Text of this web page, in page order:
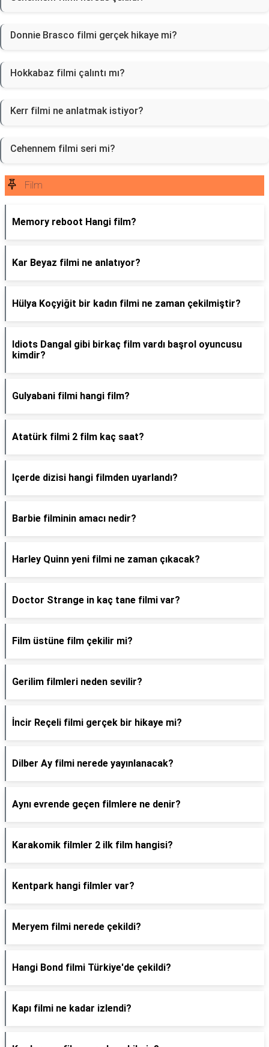
Donnie Brasco filmi gerçek hikaye mi?
Hokkabaz filmi çalıntı mı?
Kerr filmi ne anlatmak istiyor?
Cehennem filmi seri mi?
Film
Memory reboot Hangi film?
Kar Beyaz filmi ne anlatıyor?
Hülya Koçyiğit bir kadın filmi ne zaman çekilmiştir?
Idiots Dangal gibi birkaç film vardı başrol oyuncusu
kimdir?
Gulyabani filmi hangi film?
Atatürk filmi 2 film kaç saat?
Içerde dizisi hangi filmden uyarlandı?
Barbie filminin amacı nedir?
Harley Quinn yeni filmi ne zaman çıkacak?
Doctor Strange in kaç tane filmi var?
Film üstüne film çekilir mi?
Gerilim filmleri neden sevilir?
İncir Reçeli filmi gerçek bir hikaye mi?
Dilber Ay filmi nerede yayınlanacak?
Aynı evrende geçen filmlere ne denir?
Karakomik filmler 2 ilk film hangisi?
Kentpark hangi filmler var?
Meryem filmi nerede çekildi?
Hangi Bond filmi Türkiye'de çekildi?
Kapı filmi ne kadar izlendi?